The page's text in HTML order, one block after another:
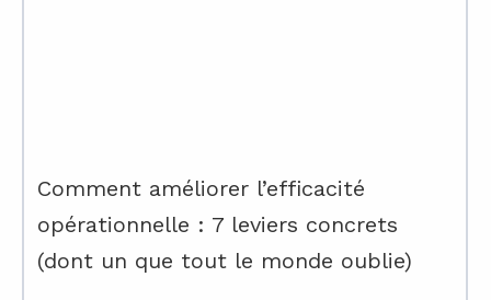
Comment améliorer l’efficacité
opérationnelle : 7 leviers concrets
(dont un que tout le monde oublie)